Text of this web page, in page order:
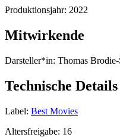
Produktionsjahr: 2022
Mitwirkende
Darsteller*in: Thomas
Technische Details
Label: Best Movies
Altersfreigabe: 16